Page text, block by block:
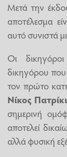
Μετά την
αποτέλεσμα
αυτό συνιστά
Οι
δικηγόρου που
τον πρώτο
Νίκος
σημερινή
αποτελεί
αλλά φυσική